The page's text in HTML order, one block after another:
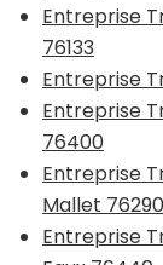
Entreprise
76133
Entreprise
Entreprise
76400
Entreprise
Mallet 76290
Entreprise